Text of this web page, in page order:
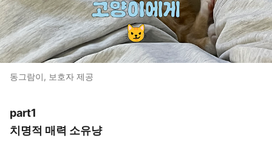
동그람이, 보호자 제공
part1
치명적 매력 소유냥